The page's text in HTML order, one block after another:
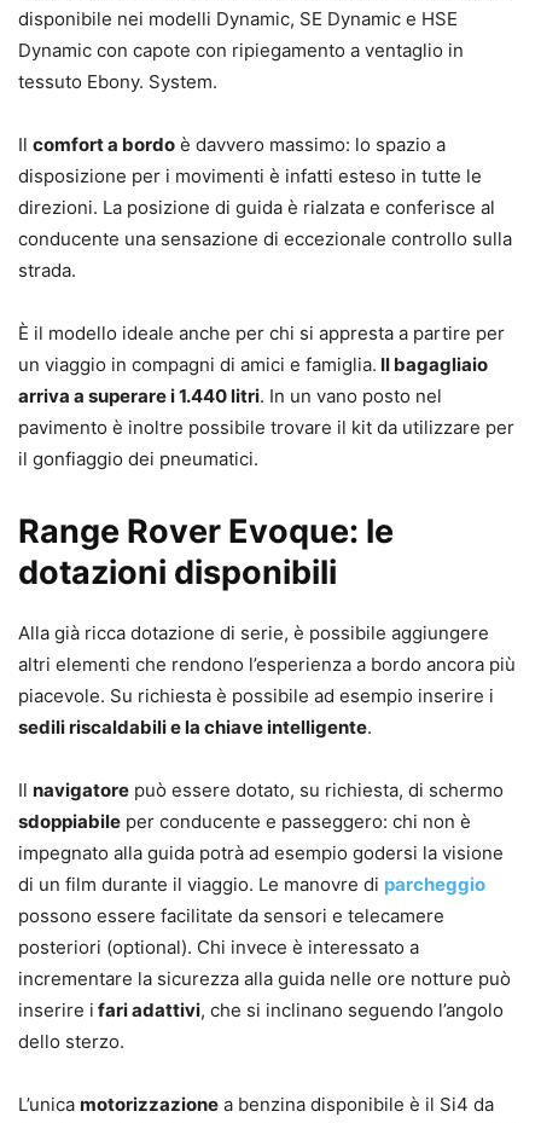
disponibile nei modelli Dynamic, SE Dynamic e HSE
Dynamic con capote con ripiegamento a ventaglio in
tessuto Ebony. System.
Il comfort a bordo è davvero massimo: lo spazio a
disposizione per i movimenti è infatti esteso in tutte le
direzioni. La posizione di guida è rialzata e conferisce al
conducente una sensazione di eccezionale controllo sulla
strada.
È il modello ideale anche per chi si appresta a partire per
un viaggio in compagni di amici e famiglia. Il bagagliaio
arriva a superare i 1.440 litri. In un vano posto nel
pavimento è inoltre possibile trovare il kit da utilizzare per
il gonfiaggio dei pneumatici.
Range Rover Evoque: le
dotazioni disponibili
Alla già ricca dotazione di serie, è possibile aggiungere
altri elementi che rendono l’esperienza a bordo ancora più
piacevole. Su richiesta è possibile ad esempio inserire i
sedili riscaldabili e la chiave intelligente.
Il navigatore può essere dotato, su richiesta, di schermo
sdoppiabile per conducente e passeggero: chi non è
impegnato alla guida potrà ad esempio godersi la visione
di un film durante il viaggio. Le manovre di parcheggio
possono essere facilitate da sensori e telecamere
posteriori (optional). Chi invece è interessato a
incrementare la sicurezza alla guida nelle ore notture può
inserire i fari adattivi, che si inclinano seguendo l’angolo
dello sterzo.
L’unica motorizzazione a benzina disponibile è il Si4 da